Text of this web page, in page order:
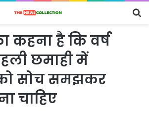
कहना है कि वर्ष
छमाही में
सोच समझकर
चाहिए